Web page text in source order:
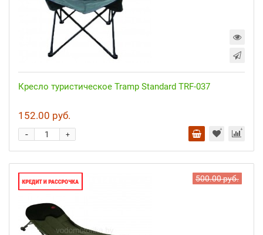
Кресло туристическое Tramp Standard TRF-037
152.00 руб.
+
-
500.00 руб.